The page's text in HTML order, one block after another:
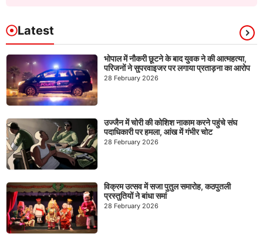
Latest
भोपाल में नौकरी छूटने के बाद युवक ने की आत्महत्या,
परिजनों ने सुपरवाइजर पर लगाया प्रताड़ना का आरोप
28 February 2026
उज्जैन में चोरी की कोशिश नाकाम करने पहुंचे संघ
पदाधिकारी पर हमला, आंख में गंभीर चोट
28 February 2026
विक्रम उत्सव में सजा पुतुल समारोह, कठपुतली
प्रस्तुतियों ने बांधा समां
28 February 2026